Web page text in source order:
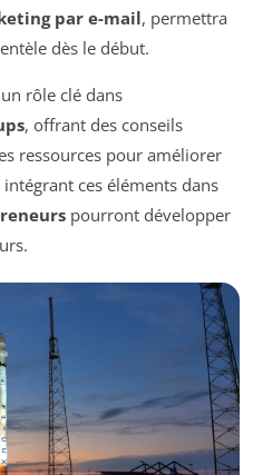
par e-mail, permettra
dès le début.
rôle clé dans
, offrant des conseils
ressources pour améliorer
intégrant ces éléments dans
pourront développer